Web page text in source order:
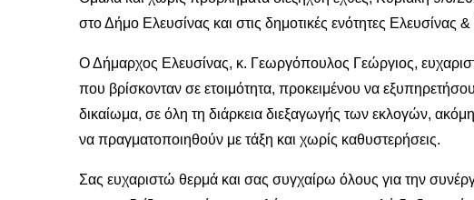
στο Δήμο Ελευσίνας και στις δημοτικές ενότητες Ελευσίνας
Ο Δήμαρχος Ελευσίνας, κ. Γεωργόπουλος Γεώργιος,
που βρίσκονταν σε ετοιμότητα, προκειμένου να
δικαίωμα, σε όλη τη διάρκεια διεξαγωγής των εκλογών,
να πραγματοποιηθούν με τάξη και χωρίς καθυστερήσεις.
Σας ευχαριστώ θερμά και σας συγχαίρω όλους για την